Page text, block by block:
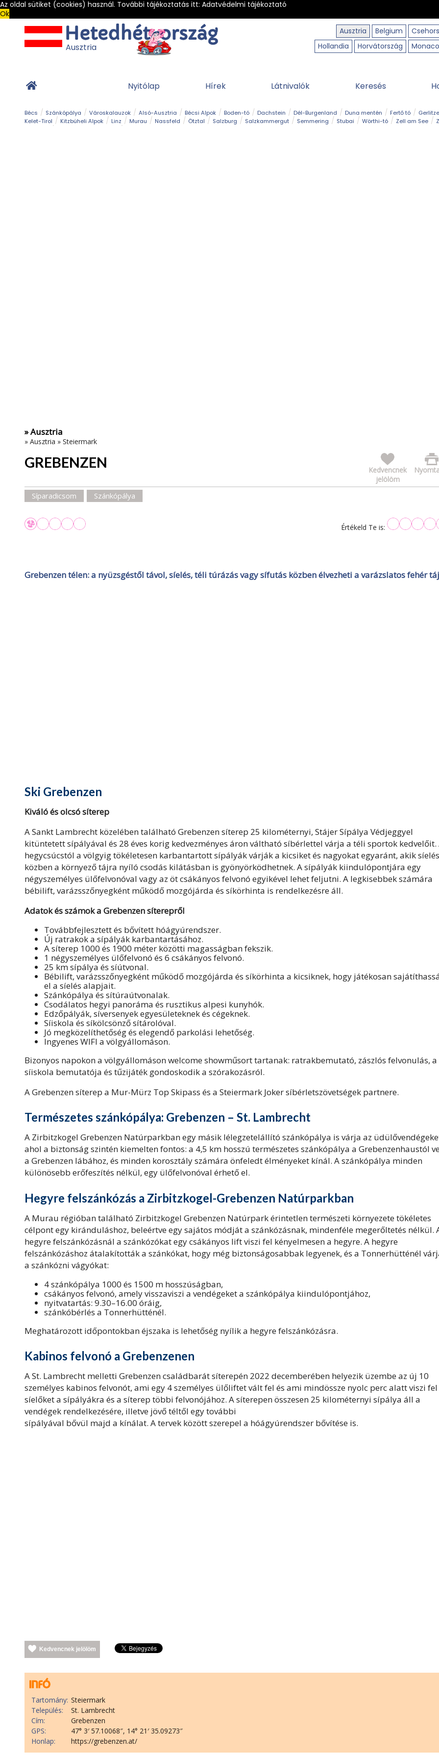
Az oldal sütiket (cookies) használ. További tájékoztatás itt: Adatvédelmi tájékoztató
Ok
Ausztria
Belgium
Hollandia
Horvátország Monaco
Ausztria
Nyitólap Hírek Látnivalók Keresés
Bécs Szánkópálya Városkalauzok Alsó-Ausztria Bécsi Alpok Boden-tó Dachstein Dél-Burgenland Duna mentén Fertő tó
Kelet-Tirol
Kitzbüheli Alpok Linz Murau Nassfeld Ötztal Salzburg Salzkammergut Semmering Stubai Wörthi-tó Zell am See
» Ausztria
» Ausztria » Steiermark
GREBENZEN
Kedvencnek
jelölöm
Síparadicsom Szánkópálya
Értékeld Te is:
Grebenzen télen: a nyüzsgéstől távol, síelés, téli túrázás vagy sífutás közben élvezheti a varázslatos fehér
Ski Grebenzen
Kiváló és olcsó síterep
A Sankt Lambrecht közelében található Grebenzen síterep 25 kilométernyi, Stájer Sípálya Védjeggyel
kitüntetett sípályával és 28 éves korig kedvezményes áron váltható síbérlettel várja a téli sportok kedvelőit.
hegycsúcstól a völgyig tökéletesen karbantartott sípályák várják a kicsiket és nagyokat egyaránt, akik síelés
közben a környező tájra nyíló csodás kilátásban is gyönyörködhetnek. A sípályák kiindulópontjára egy
négyszemélyes ülőfelvonóval vagy az öt csákányos felvonó egyikével lehet feljutni. A legkisebbek számára
bébilift, varázsszőnyegként működő mozgójárda és síkörhinta is rendelkezésre áll.
Adatok és számok a Grebenzen síterepről
Továbbfejlesztett és bővített hóágyúrendszer.
Új ratrakok a sípályák karbantartásához.
A síterep 1000 és 1900 méter közötti magasságban fekszik.
1 négyszemélyes ülőfelvonó és 6 csákányos felvonó.
25 km sípálya és síútvonal.
Bébilift, varázsszőnyegként működő mozgójárda és síkörhinta a kicsiknek, hogy játékosan
el a síelés alapjait.
Szánkópálya és sítúraútvonalak.
Csodálatos hegyi panoráma és rusztikus alpesi kunyhók.
Edzőpályák, síversenyek egyesületeknek és cégeknek.
Síiskola és síkölcsönző sítárolóval.
Jó megközelíthetőség és elegendő parkolási lehetőség.
Ingyenes WIFI a völgyállomáson.
Bizonyos napokon a völgyállomáson welcome showműsort tartanak: ratrakbemutató, zászlós felvonulás, a
síiskola bemutatója és tűzijáték gondoskodik a szórakozásról.
A Grebenzen síterep a Mur-Mürz Top Skipass és a Steiermark Joker síbérletszövetségek partnere.
Természetes szánkópálya: Grebenzen – St. Lambrecht
A Zirbitzkogel Grebenzen Natúrparkban egy másik lélegzetelállító szánkópálya is várja az
ahol a biztonság szintén kiemelten fontos: a 4,5 km hosszú természetes szánkópálya a Grebenzenhaustól
a Grebenzen lábához, és minden korosztály számára önfeledt élményeket kínál. A szánkópálya minden
különösebb erőfeszítés nélkül, egy ülőfelvonóval érhető el.
Hegyre felszánkózás a Zirbitzkogel-Grebenzen Natúrparkban
A Murau régióban található Zirbitzkogel Grebenzen Natúrpark érintetlen természeti környezete tökéletes
célpont egy kiránduláshoz, beleértve egy sajátos módját a szánkózásnak, mindenféle megerőltetés nélkül.
hegyre felszánkózásnál a szánkózókat egy csákányos lift viszi fel kényelmesen a hegyre. A hegyre
felszánkózáshoz átalakították a szánkókat, hogy még biztonságosabbak legyenek, és a Tonnerhütténél
a szánkózni vágyókat:
4 szánkópálya 1000 és 1500 m hosszúságban,
csákányos felvonó, amely visszaviszi a vendégeket a szánkópálya kiindulópontjához,
nyitvatartás: 9.30–16.00 óráig,
szánkóbérlés a Tonnerhütténél.
Meghatározott időpontokban éjszaka is lehetőség nyílik a hegyre felszánkózásra.
Kabinos felvonó a Grebenzenen
A St. Lambrecht melletti Grebenzen családbarát síterepén 2022 decemberében helyezik üzembe az új 10
személyes kabinos felvonót, ami egy 4 személyes ülőliftet vált fel és ami mindössze nyolc perc alatt viszi
síelőket a sípályákra és a síterep többi felvonójához. A síterepen összesen 25 kilométernyi sípálya áll a
vendégek rendelkezésére, illetve jövő téltől egy további
sípályával bővül majd a kínálat. A tervek között szerepel a hóágyúrendszer bővítése is.
Kedvencnek jelölöm
Tartomány: Steiermark
Település:
St. Lambrecht
Cím:
Grebenzen
GPS:
47° 3′ 57.10068″, 14° 21′ 35.09273″
Honlap:
https://grebenzen.at/